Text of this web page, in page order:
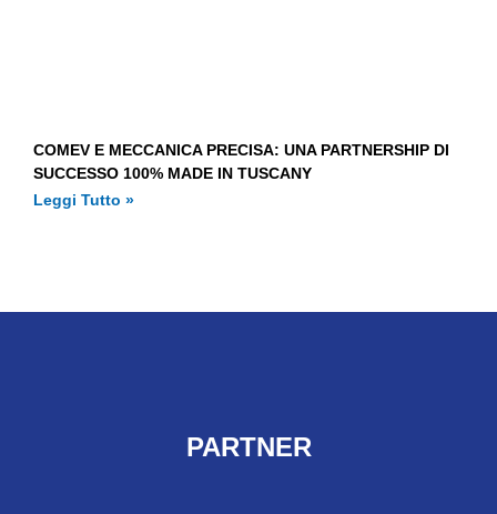
COMEV E MECCANICA PRECISA: UNA PARTNERSHIP DI
SUCCESSO 100% MADE IN TUSCANY
Leggi Tutto »
PARTNER